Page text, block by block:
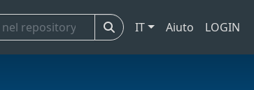
IT Aiuto LOGIN